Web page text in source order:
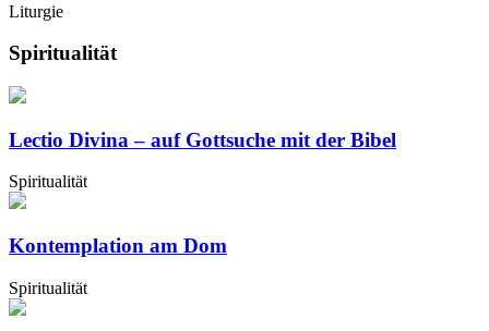
Liturgie
Spiritualität
Lectio Divina – auf Gottsuche mit der Bibel
Spiritualität
Kontemplation am Dom
Spiritualität